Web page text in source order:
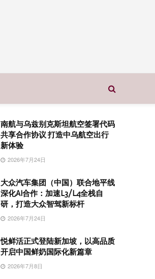
南航与乌兹别克斯坦航空签署代码
共享合作协议 打造中乌航空出行
新体验
2026年7月24日
大众汽车集团（中国）联合地平线
深化AI合作：加速L3/L4全栈自
研，打造大众智驾新标杆
2026年7月24日
悦鲜活正式登陆新加坡，以高品质
开启中国鲜奶国际化新篇章
2026年7月8日